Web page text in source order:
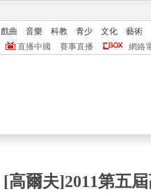
戲曲 音樂 科教 青少 文化
藝術
直播中國 賽事直播 網絡
[高爾夫]2011第五